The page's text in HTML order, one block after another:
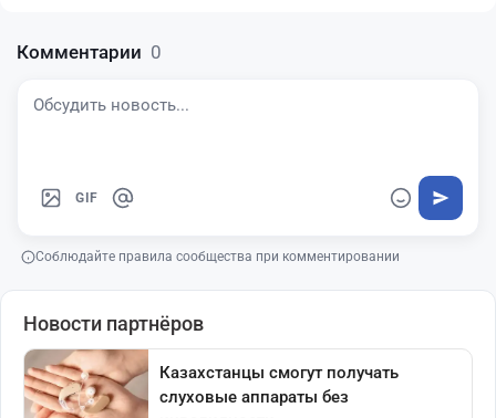
Комментарии 0
GIF
Соблюдайте правила сообщества при комментировании